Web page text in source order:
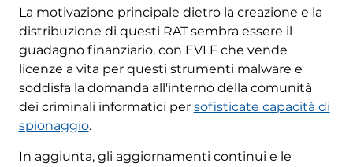
La motivazione principale dietro la creazione e la
distribuzione di questi RAT sembra essere il
guadagno finanziario, con EVLF che vende
licenze a vita per questi strumenti malware e
soddisfa la domanda all'interno della comunità
dei criminali informatici per sofisticate capacità di
spionaggio.
In aggiunta, gli aggiornamenti continui e le